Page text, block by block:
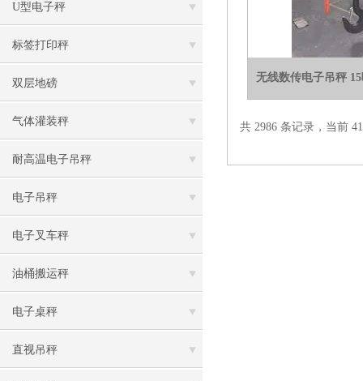
U型电子秤
标签打印秤
双层地磅
气体灌装秤
耐高温电子吊秤
电子吊秤
电子叉车秤
油桶搬运秤
电子桌秤
直视吊秤
无线数传电子吊秤
共 2986 条记录，当前